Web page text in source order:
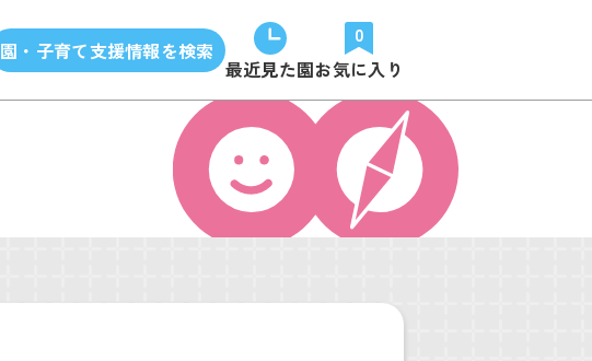
園・子育て支援情報を検索
最近見た園
0
お気に入り